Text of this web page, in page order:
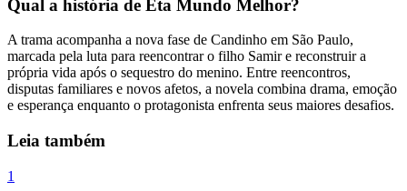
Qual a história de Êta Mundo Melhor?
A trama acompanha a nova fase de Candinho em São Paulo,
marcada pela luta para reencontrar o filho Samir e reconstruir a
própria vida após o sequestro do menino. Entre reencontros,
disputas familiares e novos afetos, a novela combina drama, emoção
e esperança enquanto o protagonista enfrenta seus maiores desafios.
Leia também
1